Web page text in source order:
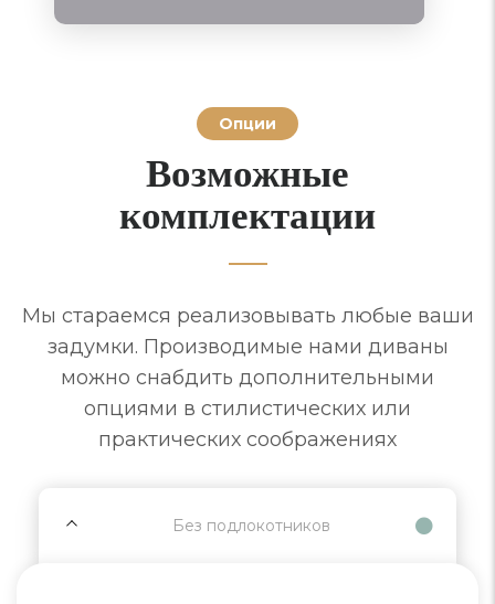
Опции
Возможные
комплектации
Мы стараемся реализовывать любые ваши
задумки. Производимые нами диваны
можно снабдить дополнительными
опциями в стилистических или
практических соображениях
Без подлокотников